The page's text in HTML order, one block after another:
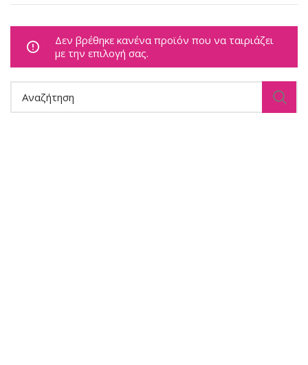
Δεν βρέθηκε κανένα προϊόν που να ταιριάζει
με την επιλογή σας.